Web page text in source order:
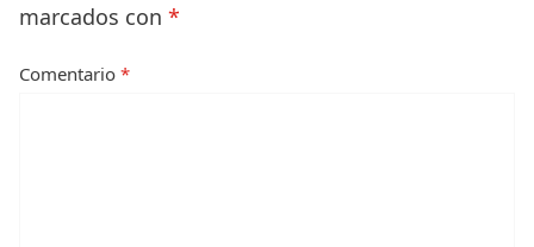
marcados con *
Comentario *